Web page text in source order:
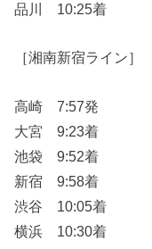
品川 10:25着
［湘南新宿ライン］
高崎 7:57発
大宮 9:23着
池袋 9:52着
新宿 9:58着
渋谷 10:05着
横浜 10:30着